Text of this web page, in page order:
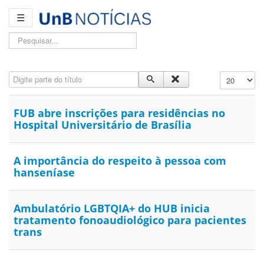
☰
Pesquisar...
Digite parte do título Exibir #
FUB abre inscrições para residências no
Hospital Universitário de Brasília
A importância do respeito à pessoa com
hanseníase
Ambulatório LGBTQIA+ do HUB inicia
tratamento fonoaudiológico para pacientes
trans